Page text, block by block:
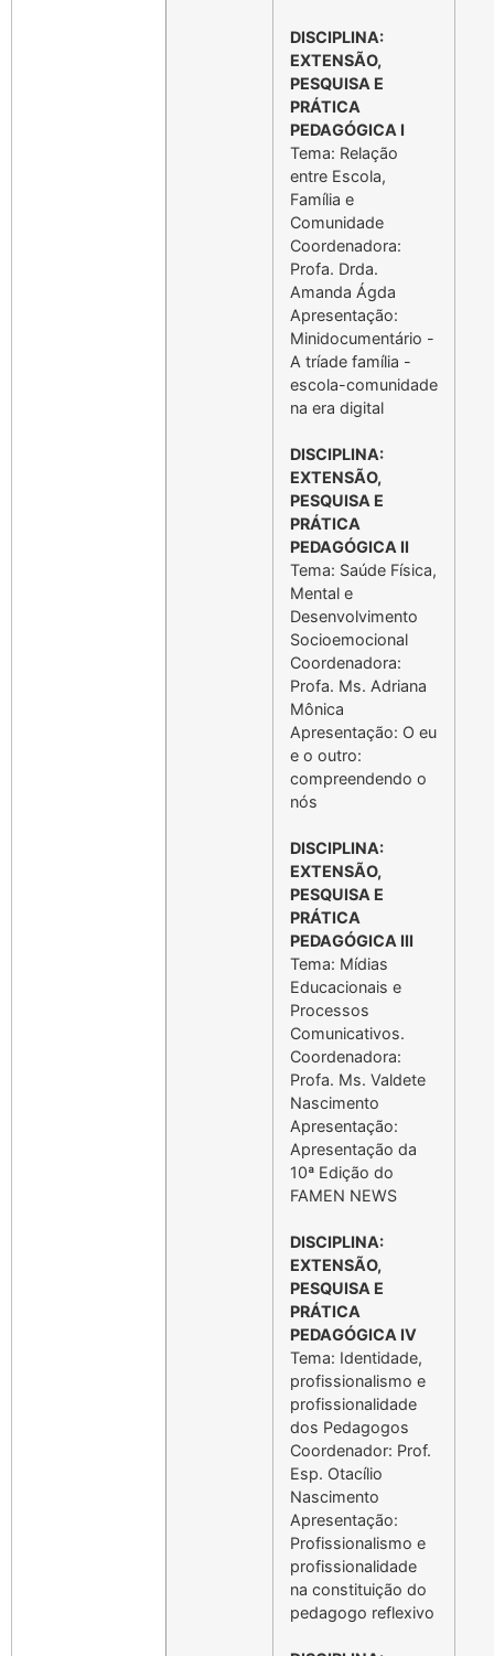
DISCIPLINA:
EXTENSÃO,
PESQUISA E
PRÁTICA
PEDAGÓGICA I
Tema: Relação
entre Escola,
Família e
Comunidade
Coordenadora:
Profa. Drda.
Amanda Ágda
Apresentação:
Minidocumentário -
A tríade família -
escola-comunidade
na era digital
DISCIPLINA:
EXTENSÃO,
PESQUISA E
PRÁTICA
PEDAGÓGICA II
Tema: Saúde Física,
Mental e
Desenvolvimento
Socioemocional
Coordenadora:
Profa. Ms. Adriana
Mônica
Apresentação: O eu
e o outro:
compreendendo o
nós
DISCIPLINA:
EXTENSÃO,
PESQUISA E
PRÁTICA
PEDAGÓGICA III
Tema: Mídias
Educacionais e
Processos
Comunicativos.
Coordenadora:
Profa. Ms. Valdete
Nascimento
Apresentação:
Apresentação da
10ª Edição do
FAMEN NEWS
DISCIPLINA:
EXTENSÃO,
PESQUISA E
PRÁTICA
PEDAGÓGICA IV
Tema: Identidade,
profissionalismo e
profissionalidade
dos Pedagogos
Coordenador: Prof.
Esp. Otacílio
Nascimento
Apresentação:
Profissionalismo e
profissionalidade
na constituição do
pedagogo reflexivo